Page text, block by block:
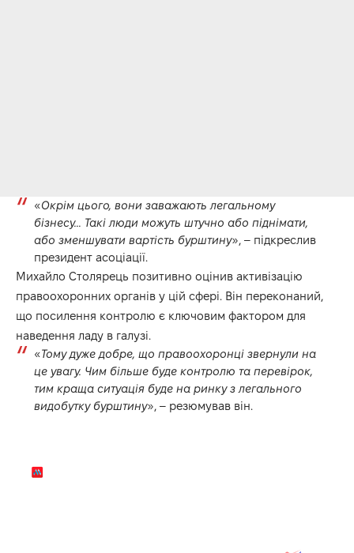
«Окрім цього, вони заважають легальному
бізнесу… Такі люди можуть штучно або піднімати,
або зменшувати вартість бурштину», – підкреслив
президент асоціації.
Михайло Столярець позитивно оцінив активізацію
правоохоронних органів у цій сфері. Він переконаний,
що посилення контролю є ключовим фактором для
наведення ладу в галузі.
«Тому дуже добре, що правоохоронці звернули на
це увагу. Чим більше буде контролю та перевірок,
тим краща ситуація буде на ринку з легального
видобутку бурштину», – резюмував він.